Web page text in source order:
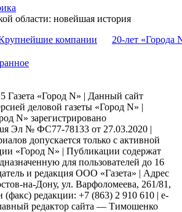
области: новейшая история
компании 20-лет «Города
Газета «Город N» | Данный сайт
деловой газеты «Город N» |
N» зарегистрировано
Эл № ФС77-78133 от 27.03.2020 |
допускается только с активной
«Город N» | Публикации содержат
для пользователей до 16
и редакция ООО «Газета» | Адрес
на-Дону, ул. Варфоломеева, 261/81,
(факс) редакции: +7 (863) 2 910 610 | e-
редактор сайта — Тимошенко